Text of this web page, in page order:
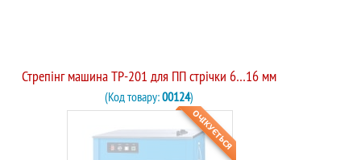
Стрепінг машина TP-201 для ПП стрічки 6…16 мм
(Код товару:00124)
ОЧІКУЄТЬСЯ